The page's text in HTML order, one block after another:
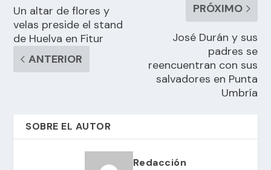
Un altar de flores y
velas preside el stand
de Huelva en Fitur
ANTERIOR
PRÓXIMO
José Durán y sus
padres se
reencuentran con sus
salvadores en Punta
Umbría
SOBRE EL AUTOR
Redacción